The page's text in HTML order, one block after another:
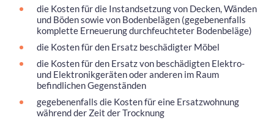
die Kosten für die Instandsetzung von Decken, Wänden
und Böden sowie von Bodenbelägen (gegebenenfalls
komplette Erneuerung durchfeuchteter Bodenbeläge)
die Kosten für den Ersatz beschädigter Möbel
die Kosten für den Ersatz von beschädigten Elektro-
und Elektronikgeräten oder anderen im Raum
befindlichen Gegenständen
gegebenenfalls die Kosten für eine Ersatzwohnung
während der Zeit der Trocknung